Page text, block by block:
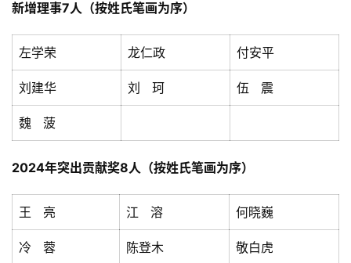
术
库
容
易
寫
錯
用
的
繁
字
新增理事7人 （按姓氏笔画为序）
左学荣 龙仁政 付安平
刘建华 刘 珂 伍 震
魏 菠
2024年突出贡献奖8人 （按姓氏笔画为序）
王 亮 江 溶 何晓巍
冷 蓉 陈登木 敬白虎